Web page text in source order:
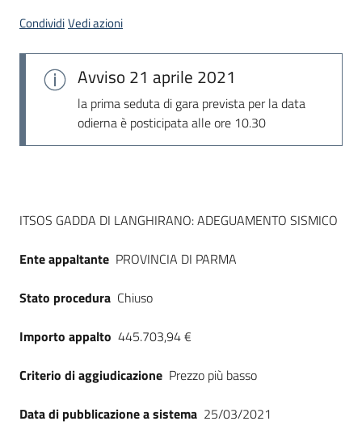
Piattaforme
Seguici
CondividiVedi azioni
Avviso 21 aprile 2021
la prima seduta di gara prevista per la data
odierna è posticipata alle ore 10.30
Dati del bando
ITSOS GADDA DI LANGHIRANO: ADEGUAMENTO SISMICO
Ente appaltante PROVINCIA DI PARMA
Stato procedura Chiuso
Importo appalto 445.703,94 €
Criterio di aggiudicazione Prezzo più basso
Data di pubblicazione a sistema 25/03/2021